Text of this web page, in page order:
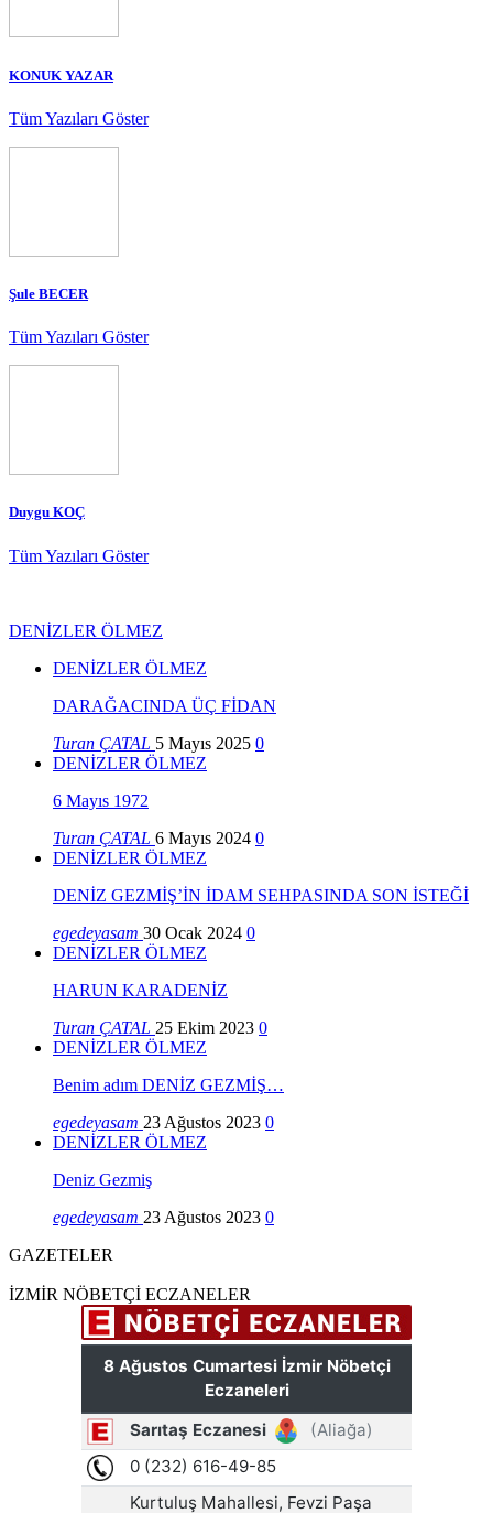
KONUK YAZAR
Tüm Yazıları Göster
Şule BECER
Tüm Yazıları Göster
Duygu KOÇ
Tüm Yazıları Göster
DENİZLER ÖLMEZ
DENİZLER ÖLMEZ
DARAĞACINDA ÜÇ FİDAN
Turan ÇATAL 5 Mayıs 2025 0
DENİZLER ÖLMEZ
6 Mayıs 1972
Turan ÇATAL 6 Mayıs 2024 0
DENİZLER ÖLMEZ
DENİZ GEZMİŞ’İN İDAM SEHPASINDA SON İSTEĞİ
egedeyasam 30 Ocak 2024 0
DENİZLER ÖLMEZ
HARUN KARADENİZ
Turan ÇATAL 25 Ekim 2023 0
DENİZLER ÖLMEZ
Benim adım DENİZ GEZMİŞ…
egedeyasam 23 Ağustos 2023 0
DENİZLER ÖLMEZ
Deniz Gezmiş
egedeyasam 23 Ağustos 2023 0
GAZETELER
İZMİR NÖBETÇİ ECZANELER